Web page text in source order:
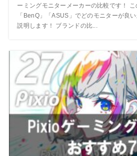
ーミングモニターメーカーの比較です！ こ
「BenQ」「ASUS」でどのモニターが良
説明します！ ブランドの比...